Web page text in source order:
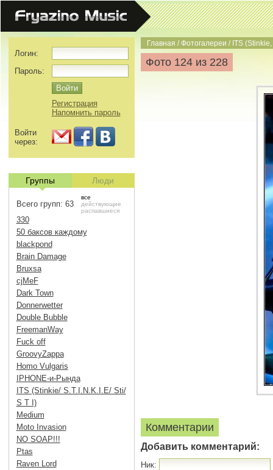
Главная /Фотогалереи / ITS (Stinkie,
Фото 124 из 228
Комментарии
Добавить комментарий:
Ник:
Логин:
Пароль:
Регистрация
Напомнить пароль
Войти
через:
Группы Люди
Всего групп: 63
все
действующие
распавшиеся
330
50 баксов каждому
blackpond
Brain Damage
Bruxsa
cjMeF
Dark Town
Donnerwetter
Double Bubble
FreemanWay
Fuck off
GroovyZappa
Homo Vulgaris
IPHONE-и-Рында
ITS (Stinkie/ S.T.I.N.K.I.E/ Sti/
S T I)
Medium
Moto Invasion
NO SOAP!!!
Ptas
Raven Lord